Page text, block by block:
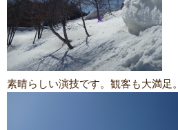
素晴らしい演技です。観客も大満足。